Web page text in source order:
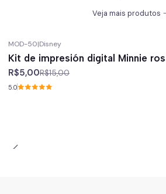
Veja mais produtos
MOD-50|Disney
Kit de impresión digital Minnie
R$5,00R$15,00
5.0